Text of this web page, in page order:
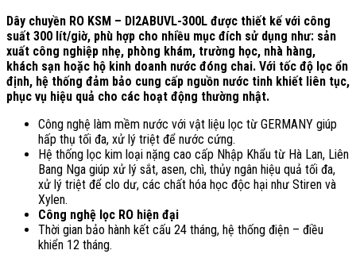
65,686,000₫.
Dây chuyền RO KSM – DI2ABUVL-300L được thiết kế với công
suất 300 lít/giờ, phù hợp cho nhiều mục đích sử dụng như: sản
xuất công nghiệp nhẹ, phòng khám, trường học, nhà hàng,
khách sạn hoặc hộ kinh doanh nước đóng chai. Với tốc độ lọc ổn
định, hệ thống đảm bảo cung cấp nguồn nước tinh khiết liên tục,
phục vụ hiệu quả cho các hoạt động thường nhật.
Công nghệ làm mềm nước với vật liệu lọc từ GERMANY giúp
hấp thụ tối đa, xử lý triệt để nước cứng.
Hệ thống lọc kim loại nặng cao cấp Nhập Khẩu từ Hà Lan, Liên
Bang Nga giúp xử lý sắt, asen, chì, thủy ngân hiệu quả tối đa,
xử lý triệt để clo dư, các chất hóa học độc hại như Stiren và
Xylen.
Công nghệ lọc RO hiện đại
Thời gian bảo hành kết cấu 24 tháng, hệ thống điện – điều
khiển 12 tháng.